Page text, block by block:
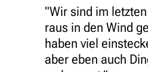
"Wir sind im
raus in den Wind
haben viel
aber eben auch